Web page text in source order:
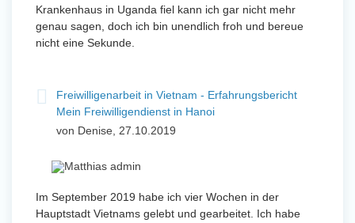
Krankenhaus in Uganda fiel kann ich gar nicht mehr
genau sagen, doch ich bin unendlich froh und bereue
nicht eine Sekunde.
Freiwilligenarbeit in Vietnam - Erfahrungsbericht
Mein Freiwilligendienst in Hanoi
von Denise, 27.10.2019
Im September 2019 habe ich vier Wochen in der
Hauptstadt Vietnams gelebt und gearbeitet. Ich habe